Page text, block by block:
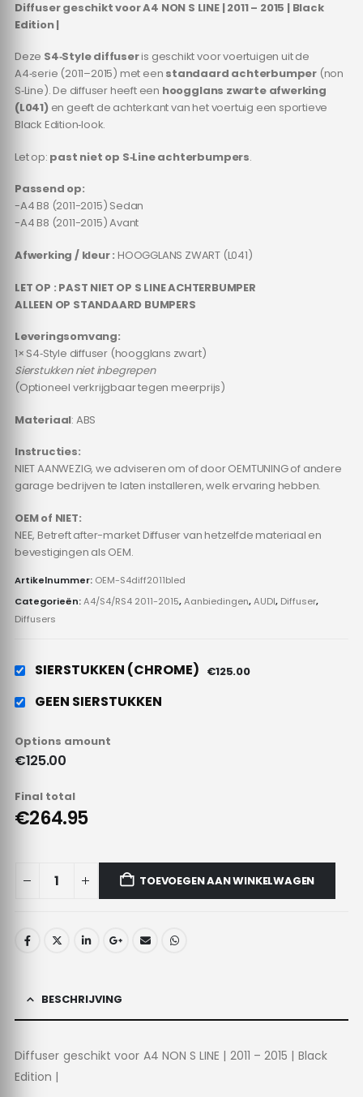
Diffuser geschikt voor A4 NON S LINE | 2011 – 2015 | Black
Edition |
Deze S4‑Style diffuseris geschikt voor voertuigen uit de
A4‑serie (2011–2015) met een standaard achterbumper(non
S‑Line). De diffuser heeft een hoogglans zwarte afwerking
(L041)en geeft de achterkant van het voertuig een sportieve
Black Edition‑look.
Let op: past niet op S‑Line achterbumpers.
Passend op:
-A4 B8 (2011-2015) Sedan
-A4 B8 (2011-2015) Avant
Afwerking / kleur : HOOGGLANS ZWART (L041)
LET OP : PAST NIET OP S LINE ACHTERBUMPER
ALLEEN OP STANDAARD BUMPERS
Leveringsomvang:
1× S4‑Style diffuser (hoogglans zwart)
Sierstukken niet inbegrepen
(Optioneel verkrijgbaar tegen meerprijs)
Materiaal: ABS
Instructies:
NIET AANWEZIG, we adviseren om of door OEMTUNING of andere
garage bedrijven te laten installeren, welk ervaring hebben.
OEM of NIET:
NEE, Betreft after-market Diffuser van hetzelfde materiaal en
bevestigingen als OEM.
Artikelnummer: OEM-S4diff2011bled
Categorieën:A4/S4/RS4 2011-2015,Aanbiedingen,AUDI, Diffuser,
Diffusers
SIERSTUKKEN (CHROME) €125.00
GEEN SIERSTUKKEN
Options amount
€125.00
Final total
€264.95
TOEVOEGEN AAN WINKELWAGEN
BESCHRIJVING
Diffuser geschikt voor A4 NON S LINE | 2011 – 2015 | Black
Edition |